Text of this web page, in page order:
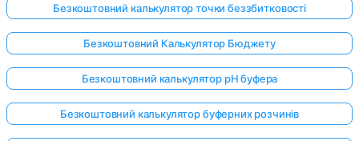
Безкоштовний калькулятор точки беззбитковості
Безкоштовний Калькулятор Бюджету
Безкоштовний калькулятор pH буфера
Безкоштовний калькулятор буферних розчинів